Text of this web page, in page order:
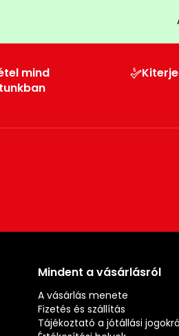
mind
Mindent a vásárlásról
A vásárlás menete
Fizetés és szállítás
Tájékoztató a jótállási